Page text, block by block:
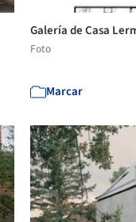
Galería de Casa
Foto
Marcar